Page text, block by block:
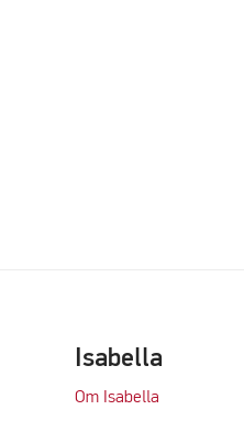
Isabella
Om Isabella